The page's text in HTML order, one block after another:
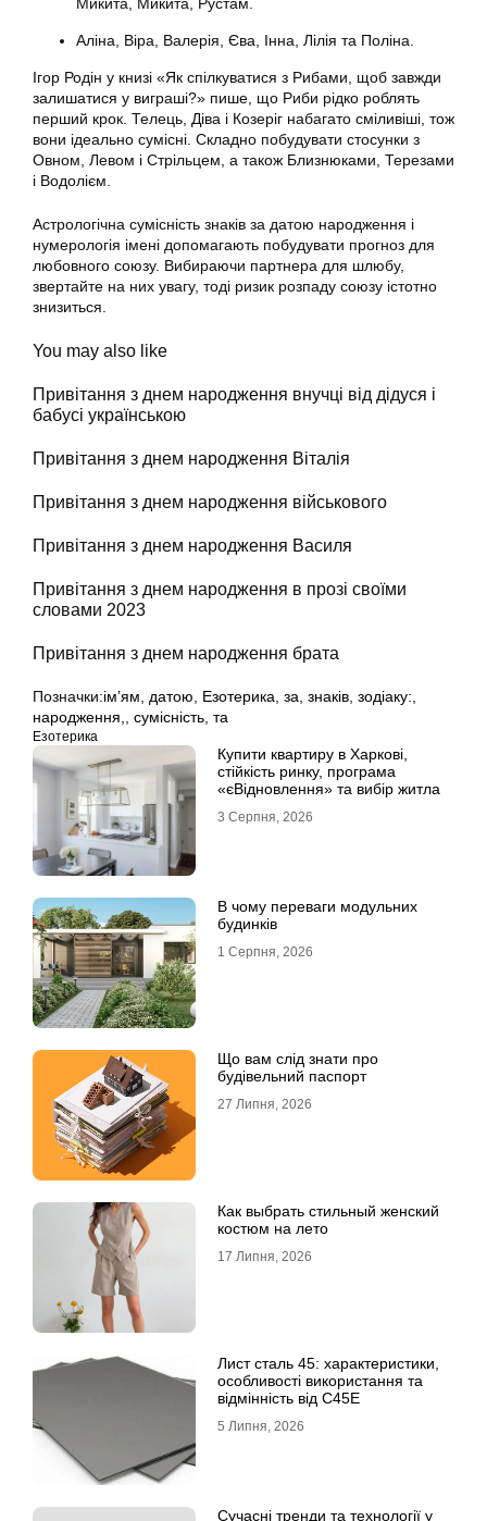
Аліна, Віра, Валерія, Єва, Інна, Лілія та Поліна.
Ігор Родін у книзі «Як спілкуватися з Рибами, щоб завжди
залишатися у виграші?» пише, що Риби рідко роблять
перший крок. Телець, Діва і Козеріг набагато сміливіші, тож
вони ідеально сумісні. Складно побудувати стосунки з
Овном, Левом і Стрільцем, а також Близнюками, Терезами
і Водолієм.
Астрологічна сумісність знаків за датою народження і
нумерологія імені допомагають побудувати прогноз для
любовного союзу. Вибираючи партнера для шлюбу,
звертайте на них увагу, тоді ризик розпаду союзу істотно
знизиться.
You may also like
Привітання з днем народження внучці від дідуся і
бабусі українською
Привітання з днем народження Віталія
Привітання з днем народження військового
Привітання з днем народження Василя
Привітання з днем народження в прозі своїми
словами 2023
Привітання з днем народження брата
Позначки:ім’ям датою Езотерика за знаків зодіаку:
народження,
сумісність та
Езотерика
Купити квартиру в Харкові,
стійкість ринку, програма
«єВідновлення» та вибір житла
3 Серпня, 2026
В чому переваги модульних
будинків
1 Серпня, 2026
Що вам слід знати про
будівельний паспорт
27 Липня, 2026
Как выбрать стильный женский
костюм на лето
17 Липня, 2026
Лист сталь 45: характеристики,
особливості використання та
відмінність від C45E
5 Липня, 2026
Сучасні тренди та технології у